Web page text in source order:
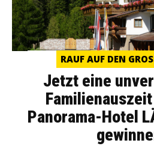
RAUF AUF DEN
Jetzt eine
Panorama-Hotel